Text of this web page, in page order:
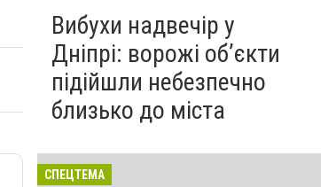
Вибухи надвечір у
Дніпрі: ворожі об’єкти
підійшли небезпечно
близько до міста
СПЕЦТЕМА